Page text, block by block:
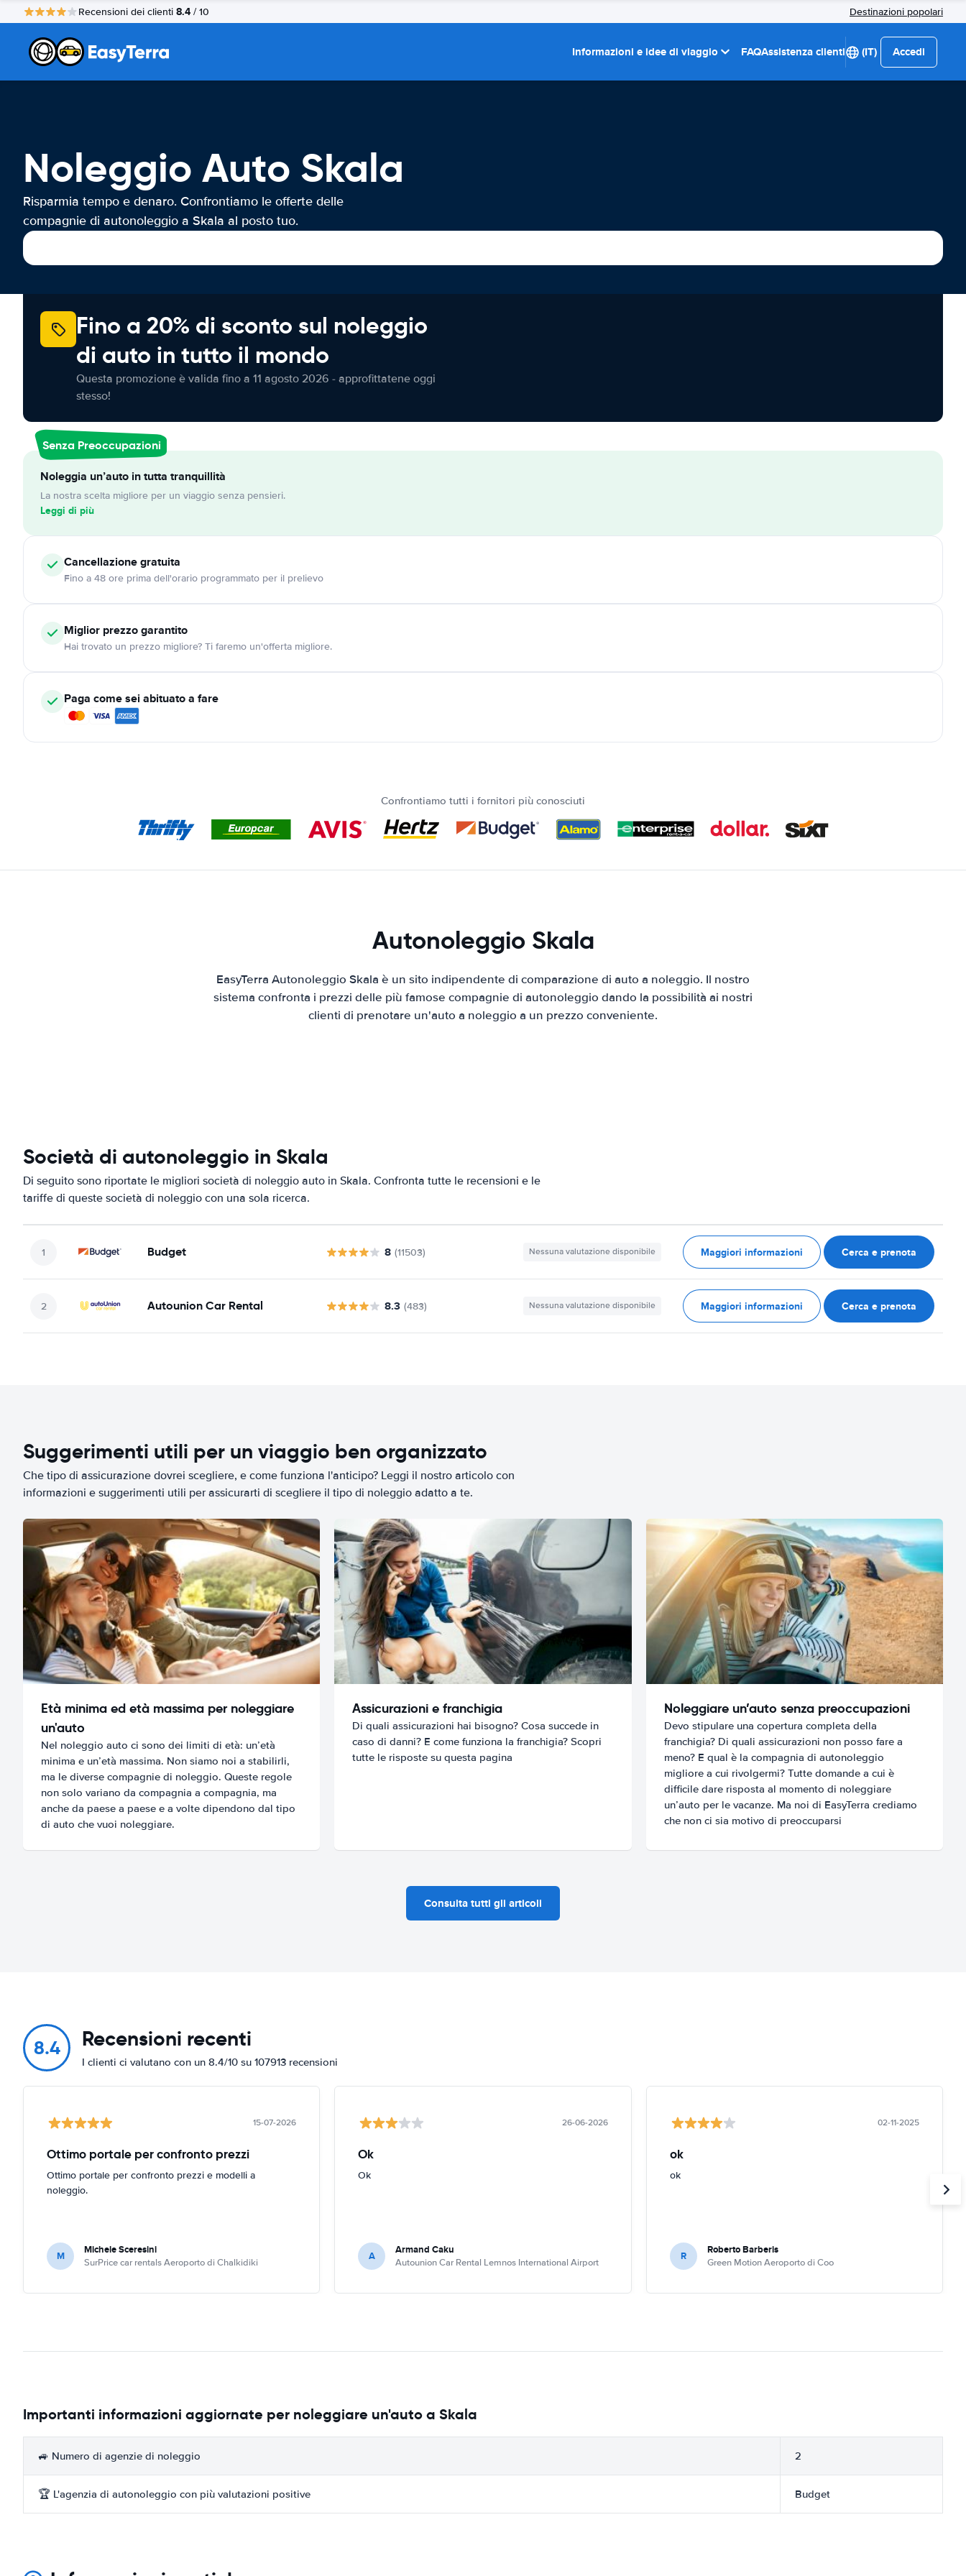
Recensioni dei clienti 8.4 / 10 Destinazioni popolari
Informazioni e idee di viaggio FAQAssistenza clienti (IT) Accedi
Noleggio Auto Skala
Risparmia tempo e denaro. Confrontiamo le offerte delle
compagnie di autonoleggio a Skala al posto tuo.
Fino a 20% di sconto sul noleggio
di auto in tutto il mondo
Questa promozione è valida fino a 11 agosto 2026 - approfittatene oggi
stesso!
Senza Preoccupazioni
Noleggia un’auto in tutta tranquillità
La nostra scelta migliore per un viaggio senza pensieri.
Leggi di più
Cancellazionegratuita
Fino a 48 ore prima dell'orario programmato per il prelievo
Miglior prezzo garantito
Hai trovato un prezzo migliore? Ti faremo un'offerta migliore.
Paga come sei abituato a fare
Confrontiamo tutti i fornitori più conosciuti
Autonoleggio Skala
EasyTerra Autonoleggio Skala è un sito indipendente di comparazione di auto a noleggio. Il nostro
sistema confronta i prezzi delle più famose compagnie di autonoleggio dando la possibilità ai nostri
clienti di prenotare un'auto a noleggio a un prezzo conveniente.
Società di autonoleggio in Skala
Di seguito sono riportate le migliori società di noleggio auto in Skala. Confronta tutte le recensioni e le
tariffe di queste società di noleggio con una sola ricerca.
Budget 8 (11503) Nessuna valutazione disponibile Maggiori informazioni Cerca e prenota
Autounion Car Rental 8.3 (483) Nessuna valutazione disponibile Maggiori informazioni Cerca e prenota
Suggerimenti utili per un viaggio ben organizzato
Che tipo di assicurazione dovrei scegliere, e come funziona l'anticipo? Leggi il nostro articolo con
informazioni e suggerimenti utili per assicurarti di scegliere il tipo di noleggio adatto a te.
Età minima ed età massima per noleggiare
un'auto
Nel noleggio auto ci sono dei limiti di età: un’età
minima e un’età massima. Non siamo noi a stabilirli,
ma le diverse compagnie di noleggio. Queste regole
non solo variano da compagnia a compagnia, ma
anche da paese a paese e a volte dipendono dal tipo
di auto che vuoi noleggiare.
Assicurazioni e franchigia
Di quali assicurazioni hai bisogno? Cosa succede in
caso di danni? E come funziona la franchigia? Scopri
tutte le risposte su questa pagina
Noleggiare un’auto senza preoccupazioni
Devo stipulare una copertura completa della
franchigia? Di quali assicurazioni non posso fare a
meno? E qual è la compagnia di autonoleggio
migliore a cui rivolgermi? Tutte domande a cui è
difficile dare risposta al momento di noleggiare
un’auto per le vacanze. Ma noi di EasyTerra crediamo
che non ci sia motivo di preoccuparsi
Consulta tutti gli articoli
8.4 Recensioni recenti
I clienti ci valutano con un 8.4/10 su 107913 recensioni
15-07-2026
Ottimo portale per confronto prezzi
Ottimo portale per confronto prezzi e modelli a
noleggio.
M Michele Sceresini
SurPrice car rentals Aeroporto di Chalkidiki
26-06-2026
Ok
Ok
A Armand Caku
Autounion Car Rental Lemnos International Airport
02-11-2025
ok
ok
R Roberto Barberis
Green Motion Aeroporto di Coo
Importanti informazioni aggiornate per noleggiare un'auto a Skala
🚙 Numero di agenzie di noleggio 2
🏆 L'agenzia di autonoleggio con più valutazioni positive Budget